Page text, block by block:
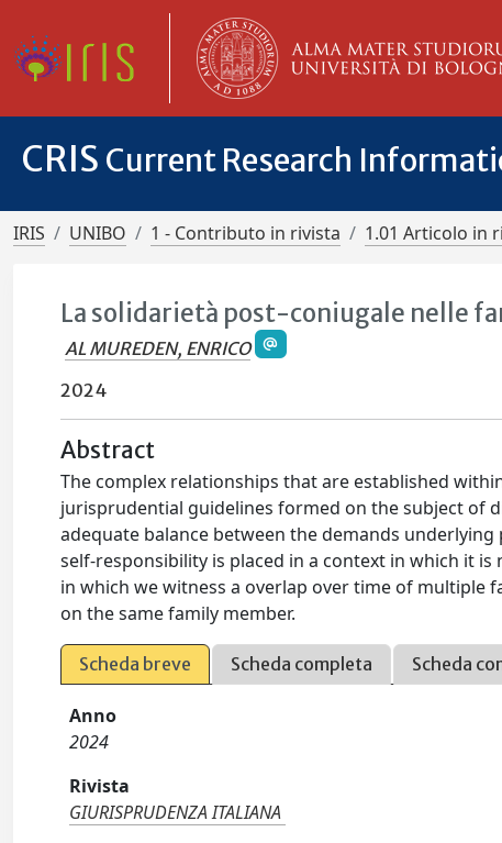
CRIS Current Research
IRIS UNIBO 1 - Contributo in rivista 1.01 Articolo in
La solidarietà post-coniugale nelle
AL MUREDEN, ENRICO
2024
Abstract
The complex relationships that are established
jurisprudential guidelines formed on the subject of
adequate balance between the demands
self-responsibility is placed in a context in which it
in which we witness a overlap over time of multiple
on the same family member.
Scheda breve Scheda completa Scheda
Anno
2024
Rivista
GIURISPRUDENZA ITALIANA